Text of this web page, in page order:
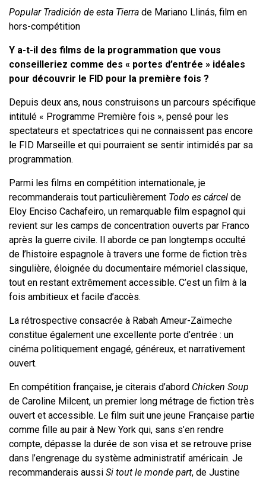
Popular Tradición de esta Tierra de Mariano Llinás, film en
hors-compétition
Y a-t-il des films de la programmation que vous
conseilleriez comme des « portes d’entrée » idéales
pour découvrir le FID pour la première fois ?
Depuis deux ans, nous construisons un parcours spécifique
intitulé « Programme Première fois », pensé pour les
spectateurs et spectatrices qui ne connaissent pas encore
le FID Marseille et qui pourraient se sentir intimidés par sa
programmation.
Parmi les films en compétition internationale, je
recommanderais tout particulièrement Todo es cárcel de
Eloy Enciso Cachafeiro, un remarquable film espagnol qui
revient sur les camps de concentration ouverts par Franco
après la guerre civile. Il aborde ce pan longtemps occulté
de l’histoire espagnole à travers une forme de fiction très
singulière, éloignée du documentaire mémoriel classique,
tout en restant extrêmement accessible. C’est un film à la
fois ambitieux et facile d’accès.
La rétrospective consacrée à Rabah Ameur-Zaïmeche
constitue également une excellente porte d’entrée : un
cinéma politiquement engagé, généreux, et narrativement
ouvert.
En compétition française, je citerais d’abord Chicken Soup
de Caroline Milcent, un premier long métrage de fiction très
ouvert et accessible. Le film suit une jeune Française partie
comme fille au pair à New York qui, sans s’en rendre
compte, dépasse la durée de son visa et se retrouve prise
dans l’engrenage du système administratif américain. Je
recommanderais aussi Si tout le monde part, de Justine